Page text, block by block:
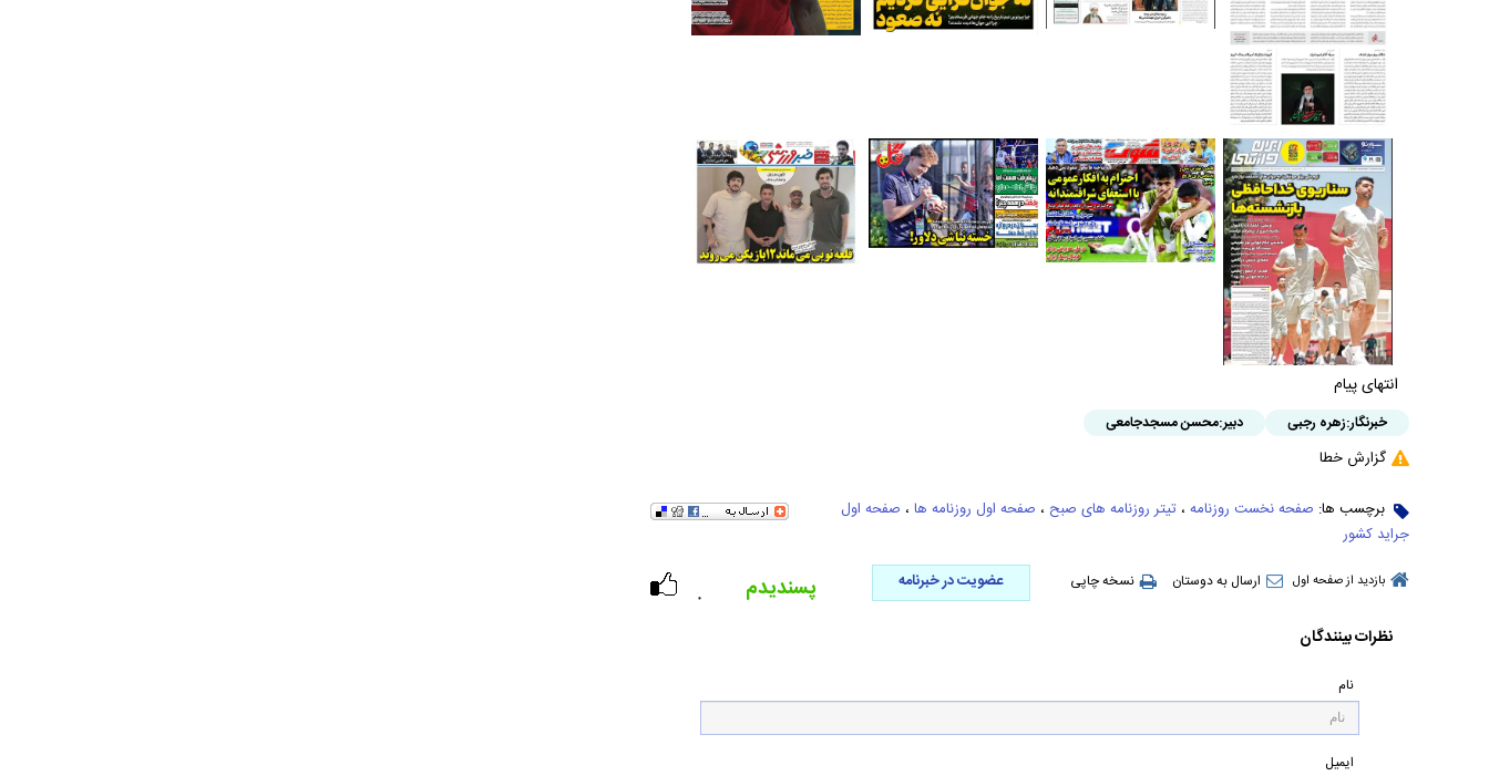
انتهای پیام
خبرنگار:زهره رجبی دبیر:محسن مسجدجامعی
گزارش خطا
برچسب ها: صفحه نخست روزنامه ، تیتر روزنامه های صبح ، صفحه اول روزنامه ها ، صفحه اول
جراید کشور
بازدید از صفحه اول ارسال به دوستان نسخه چاپی عضویت در خبرنامه
۰ پسندیدم
نظرات بینندگان
نام
ایمیل